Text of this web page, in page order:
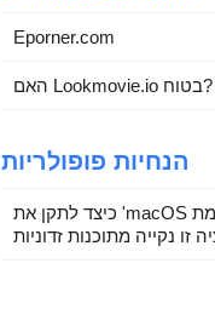
Eporner.com
האם Lookmovie.io בטוח?
הנחיות פופולריות
כיצד לתקן את 'macOS אינו יכול לאמת